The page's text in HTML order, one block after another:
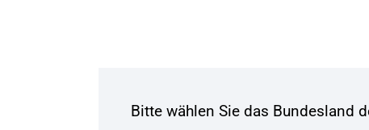
Bitte wählen Sie das Bundesland